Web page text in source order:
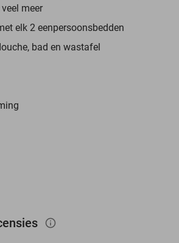
meer
elk 2 eenpersoonsbedden
bad en wastafel
info_outlined